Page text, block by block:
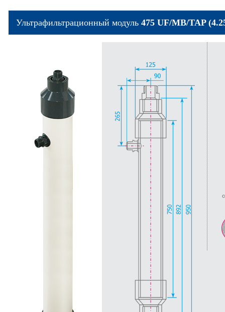
Ультрафильтрационный модуль 475 UF/MB/TAP